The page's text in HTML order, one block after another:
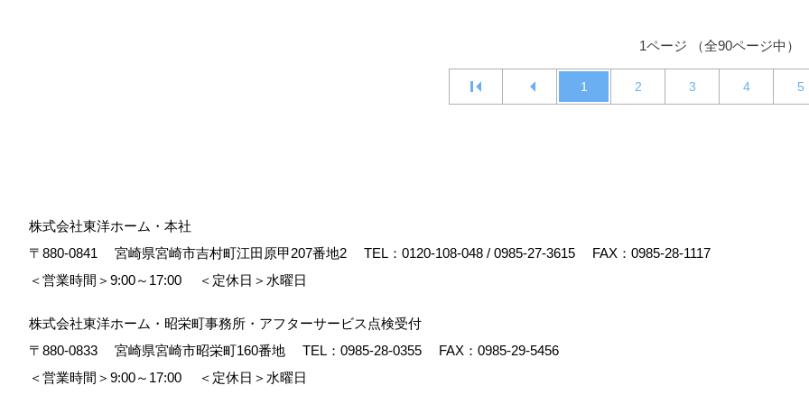
1ページ （全90ページ中）
1 2 3 4 5
株式会社東洋ホーム・本社
〒880-0841
宮崎県宮崎市吉村町江田原甲207番地2 TEL： 0120-108-048 / 0985-27-3615
FAX：0985-28-1117
＜営業時間＞9:00～17:00
＜定休日＞水曜日
株式会社東洋ホーム・昭栄町事務所・アフターサービス点検受付
〒880-0833
宮崎県宮崎市昭栄町160番地 TEL： 0985-28-0355
FAX：0985-29-5456
＜営業時間＞9:00～17:00
＜定休日＞水曜日